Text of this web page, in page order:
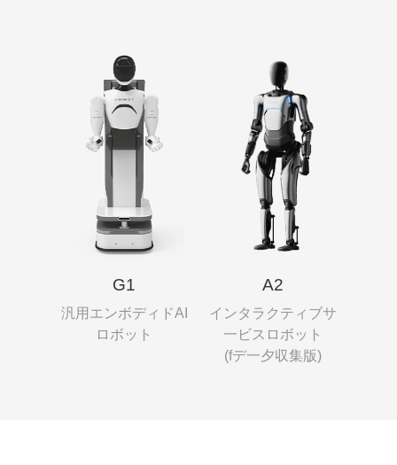
G1
汎用エンボディドAI
ロボット
A2
インタラクティブサ
一ビスロボット
(fデ一夕収集版)